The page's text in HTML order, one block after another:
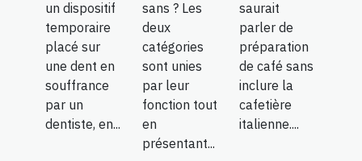
un dispositif
temporaire
placé sur
une dent en
souffrance
par un
dentiste, en...
sans ? Les
deux
catégories
sont unies
par leur
fonction tout
en
présentant...
saurait
parler de
préparation
de café sans
inclure la
cafetière
italienne....